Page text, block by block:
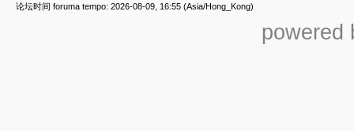
论坛时间 foruma tempo: 2026-08-09, 16:55 (Asia/Hong_Kong)
powered